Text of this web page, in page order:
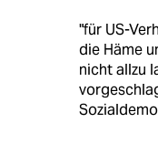
"für US-
die Häme
nicht allzu